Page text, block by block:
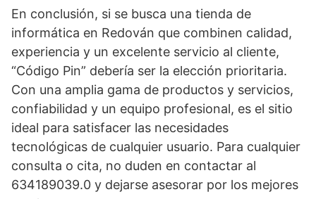
En conclusión, si se busca una tienda de
informática en Redován que combinen calidad,
experiencia y un excelente servicio al cliente,
“Código Pin” debería ser la elección prioritaria.
Con una amplia gama de productos y servicios,
confiabilidad y un equipo profesional, es el sitio
ideal para satisfacer las necesidades
tecnológicas de cualquier usuario. Para cualquier
consulta o cita, no duden en contactar al
634189039.0 y dejarse asesorar por los mejores